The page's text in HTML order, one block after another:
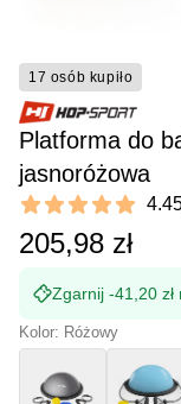
17 osób kupiło
Platforma do
jasnoróżowa
Reviews
4.45 out of 5 stars
205,98 zł
Zgarnij -41,20 zł
Kolor: Różowy